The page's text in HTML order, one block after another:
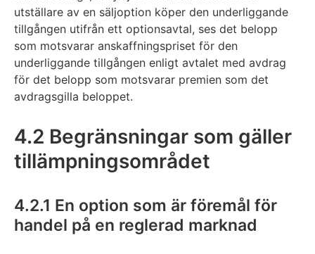
utställare av en säljoption köper den underliggande
tillgången utifrån ett optionsavtal, ses det belopp
som motsvarar anskaffningspriset för den
underliggande tillgången enligt avtalet med avdrag
för det belopp som motsvarar premien som det
avdragsgilla beloppet.
4.2 Begränsningar som gäller
tillämpningsområdet
4.2.1 En option som är föremål för
handel på en reglerad marknad